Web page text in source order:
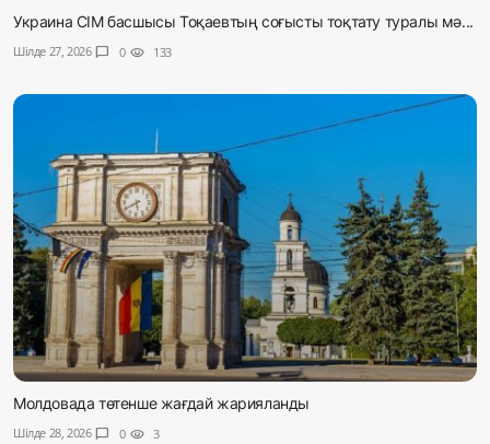
Украина СІМ басшысы Тоқаевтың соғысты тоқтату туралы мә...
Шілде 27, 2026 chat_bubble 0 visibility 133
Молдовада төтенше жағдай жарияланды
Шілде 28, 2026 chat_bubble 0 visibility 3